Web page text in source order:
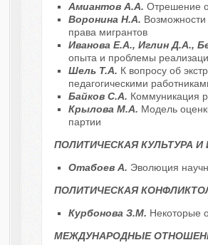
Амиантов А.А. Отрешение
Воронина Н.А.
права мигрантов
Иванова Е.А., Иглин Д.А.,
опыта и проблемы
Шель Т.А. К вопросу об
педагогическими
Байков С.А. Коммуникация
Крылова М.А. Модель
партии
ПОЛИТИЧЕСКАЯ КУЛЬТУРА И
Отабоев А. Эволюция
ПОЛИТИЧЕСКАЯ
Курбонова З.М. Некоторые
МЕЖДУНАРОДНЫЕ